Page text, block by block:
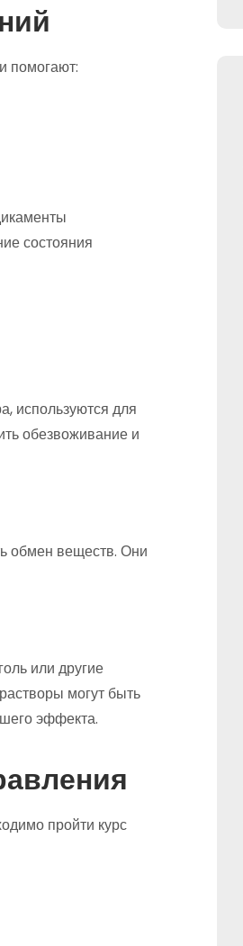
помогают:
состояния
используются для
обезвоживание и
обмен веществ. Они
или другие
могут быть
эффекта.
пройти курс